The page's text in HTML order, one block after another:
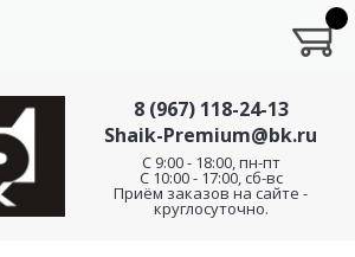
8 (967) 118-24-13
Shaik-Premium@bk.ru
C 9:00 - 18:00, пн-пт
С 10:00 - 17:00, сб-вс
Приём заказов на сайте -
круглосуточно.